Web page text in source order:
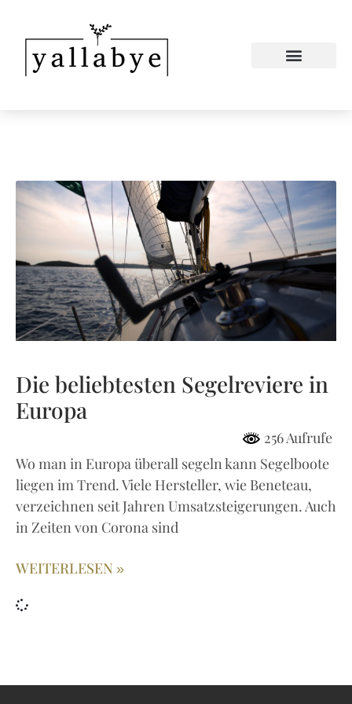
Die beliebtesten Segelreviere in
Europa
256 Aufrufe
Wo man in Europa überall segeln kann Segelboote
liegen im Trend. Viele Hersteller, wie Beneteau,
verzeichnen seit Jahren Umsatzsteigerungen. Auch
in Zeiten von Corona sind
WEITERLESEN »